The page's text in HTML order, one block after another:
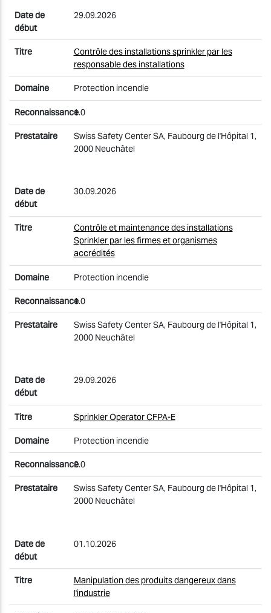
29.09.2026
Contrôle des installations sprinkler par les
responsable des installations
Protection incendie
1.0
Swiss Safety Center SA, Faubourg de l'Hôpital 1,
2000 Neuchâtel
30.09.2026
Contrôle et maintenance des installations
Sprinkler par les firmes et organismes
accrédités
Protection incendie
1.0
Swiss Safety Center SA, Faubourg de l'Hôpital 1,
2000 Neuchâtel
29.09.2026
Sprinkler Operator CFPA-E
Protection incendie
2.0
Swiss Safety Center SA, Faubourg de l'Hôpital 1,
2000 Neuchâtel
01.10.2026
Manipulation des produits dangereux dans
l'industrie